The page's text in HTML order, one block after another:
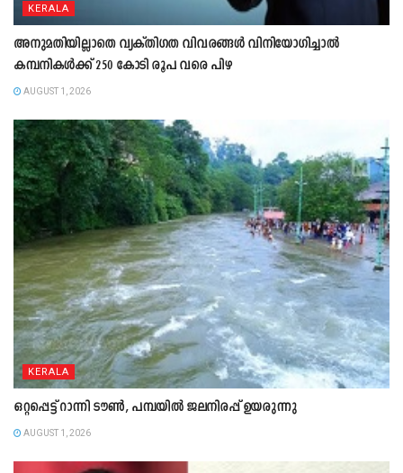
KERALA
അനുമതിയില്ലാതെ വ്യക്തിഗത വിവരങ്ങൾ വിനിയോഗിച്ചാൽ
കമ്പനികൾക്ക് 250 കോടി രൂപ വരെ പിഴ
AUGUST 1, 2026
KERALA
ഒറ്റപ്പെട്ട് റാന്നി ടൗൺ, പമ്പയിൽ ജലനിരപ്പ് ഉയരുന്നു
AUGUST 1, 2026